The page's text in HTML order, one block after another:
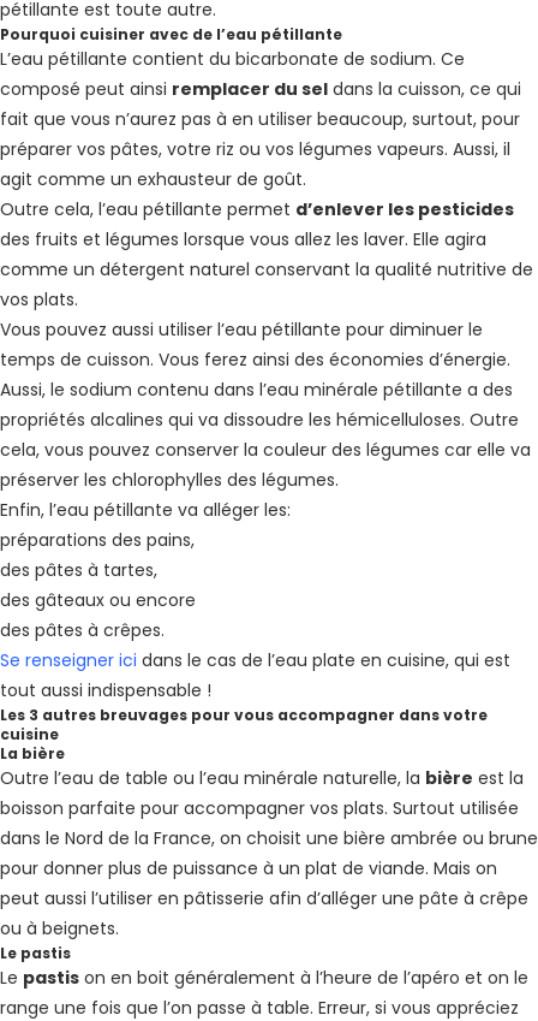
pétillante est toute autre.
Pourquoi cuisiner avec de l’eau pétillante
L’eau pétillante contient du bicarbonate de sodium. Ce
composé peut ainsi remplacer du sel dans la cuisson, ce qui
fait que vous n’aurez pas à en utiliser beaucoup, surtout, pour
préparer vos pâtes, votre riz ou vos légumes vapeurs. Aussi, il
agit comme un exhausteur de goût.
Outre cela, l’eau pétillante permet d’enlever les pesticides
des fruits et légumes lorsque vous allez les laver. Elle agira
comme un détergent naturel conservant la qualité nutritive de
vos plats.
Vous pouvez aussi utiliser l’eau pétillante pour diminuer le
temps de cuisson. Vous ferez ainsi des économies d’énergie.
Aussi, le sodium contenu dans l’eau minérale pétillante a des
propriétés alcalines qui va dissoudre les hémicelluloses. Outre
cela, vous pouvez conserver la couleur des légumes car elle va
préserver les chlorophylles des légumes.
Enfin, l’eau pétillante va alléger les:
préparations des pains,
des pâtes à tartes,
des gâteaux ou encore
des pâtes à crêpes.
Se renseigner ici dans le cas de l’eau plate en cuisine, qui est
tout aussi indispensable !
Les 3 autres breuvages pour vous accompagner dans votre
cuisine
La bière
Outre l’eau de table ou l’eau minérale naturelle, la bière est la
boisson parfaite pour accompagner vos plats. Surtout utilisée
dans le Nord de la France, on choisit une bière ambrée ou brune
pour donner plus de puissance à un plat de viande. Mais on
peut aussi l’utiliser en pâtisserie afin d’alléger une pâte à crêpe
ou à beignets.
Le pastis
Le pastis on en boit généralement à l’heure de l’apéro et on le
range une fois que l’on passe à table. Erreur, si vous appréciez